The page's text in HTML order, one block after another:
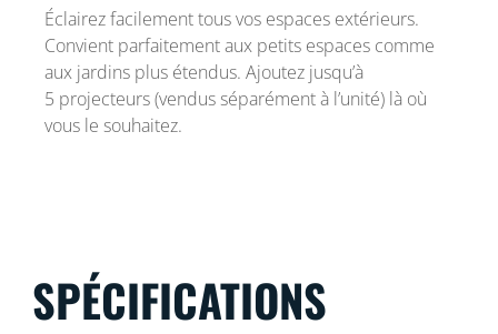
Éclairez facilement tous vos espaces extérieurs.
Convient parfaitement aux petits espaces comme
aux jardins plus étendus. Ajoutez jusqu’à
5 projecteurs (vendus séparément à l’unité) là où
vous le souhaitez.
SPÉCIFICATIONS